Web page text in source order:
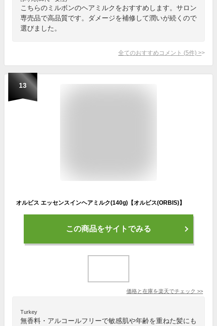
こちらのミルボンのヘアミルクをおすすめします。サロン
専売品で高品質です。ダメージを補修して潤いが続くので
選びました。
全てのおすすめコメント (5件) >
13
オルビス エッセンスインヘアミルク(140g)【オルビス(ORBIS)】
この商品をサイトでみる
価格と在庫を楽天でチェック >>
Turkey
無香料・アルコールフリーで敏感肌や年齢を重ねた髪にも